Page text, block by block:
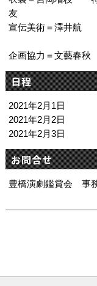
友
宣伝美術＝澤井航
企画協力＝文藝春秋
日程
2021年2月1日
2021年2月2日
2021年2月3日
お問合せ
豊橋演劇鑑賞会 事